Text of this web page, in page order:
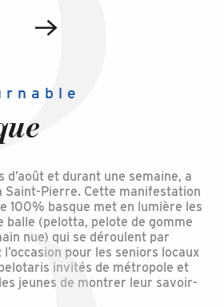
d’août et durant une semaine, a
Saint-Pierre. Cette manifestation
100% basque met en lumière les
balle (pelotta, pelote de gomme
nue) qui se déroulent par
pour les seniors locaux
invités de métropole et
jeunes de montrer leur savoir-